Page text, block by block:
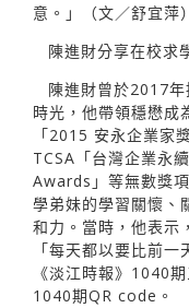
意。」（文／舒宜萍）
陳進財分享在校求
陳進財曾於2017
時光，他帶領穩懋成
「2015 安永企業家
TCSA「台灣企業永
Awards」等無數獎
學弟妹的學習關懷、
和力。當時，他表示
「每天都以要比前
《淡江時報》1040
1040期QR code。